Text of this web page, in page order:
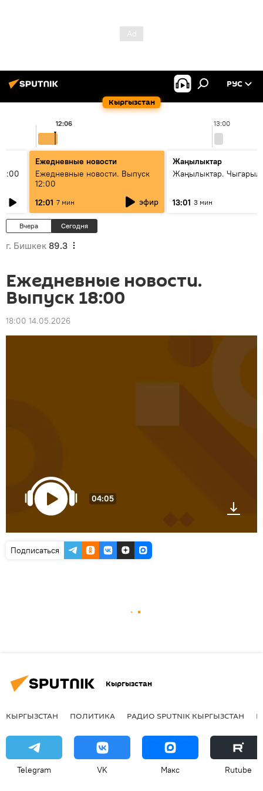
Кыргызстан
РУС
13:00
12:06
Ежедневные новости
Ежедневные новости. Выпуск
12:00
12:01 7 мин эфир
Жаңылыктар
Жаңылыктар.
13:01 3 мин
Вчера Сегодня
г. Бишкек 89.3
Ежедневные новости.
Выпуск 18:00
18:00 14.05.2026
04:05
Подписаться
Кыргызстан
КЫРГЫЗСТАН ПОЛИТИКА РАДИО SPUTNIK КЫРГЫЗСТАН
Telegram VK Макс Rutube